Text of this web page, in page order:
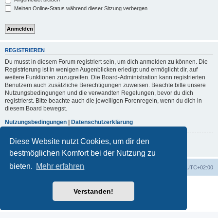
Diese Website nutzt Cookies, um dir den
bestmöglichen Komfort bei der Nutzung zu
bieten. Mehr erfahren
Verstanden!
Meinen Online-Status während dieser Sitzung verbergen
REGISTRIEREN
Du musst in diesem Forum registriert sein, um dich anmelden zu können. Die
Registrierung ist in wenigen Augenblicken erledigt und ermöglicht dir, auf
weitere Funktionen zuzugreifen. Die Board-Administration kann registrierten
Benutzern auch zusätzliche Berechtigungen zuweisen. Beachte bitte unsere
Nutzungsbedingungen und die verwandten Regelungen, bevor du dich
registrierst. Bitte beachte auch die jeweiligen Forenregeln, wenn du dich in
diesem Board bewegst.
Nutzungsbedingungen | Datenschutzerklärung
Registrieren
Portal Foren-Übersicht UTC+02:00
Powered by
® Forum Software © phpBB Limited
Deutsche Übersetzung durch
Datenschutz|Nutzungsbedingungen